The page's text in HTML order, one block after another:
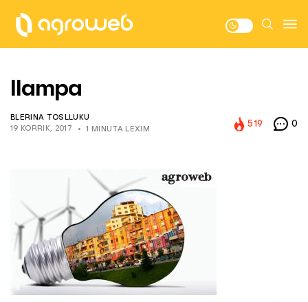
llampa
BLERINA TOSLLUKU
19 KORRIK, 2017
1 MINUTA LEXIM
519 0